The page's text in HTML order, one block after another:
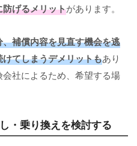
げるメリットがあります。
補償内容を見直す機会を逃
てしまうデメリットもあり
社によるため、希望する場
・乗り換えを検討する